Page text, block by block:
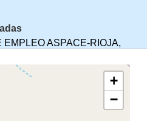
ASPACE-RIOJA,
+
−